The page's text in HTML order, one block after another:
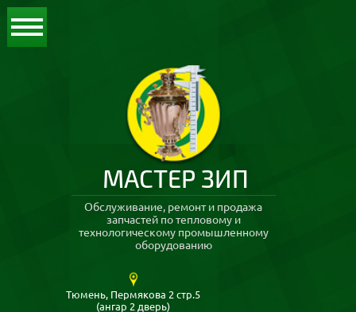
МАСТЕР ЗИП
Обслуживание, ремонт и продажа
запчастей по тепловому и
технологическому промышленному
оборудованию
Тюмень, Пермякова 2 стр.5
(ангар 2 дверь)